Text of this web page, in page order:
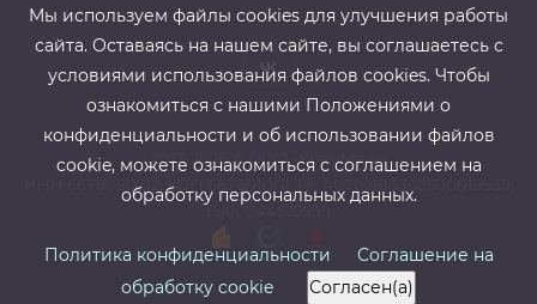
2013-2026 ©ООО «КранМаш»
ИНН 6678080212, КПП 667801001 ,Р/с 40702810302500019939,
БИК 044525999
Мы используем файлы cооkies для улучшения работы
сайта. Оставаясь на нашем сайте, вы соглашаетесь с
условиями использования файлов cооkies. Чтобы
ознакомиться с нашими Положениями о
конфиденциальности и об использовании файлов
cookie, можете ознакомиться с соглашением на
обработку персональных данных.
Политика конфиденциальности
Соглашение на
обработку cookie
Согласен(а)